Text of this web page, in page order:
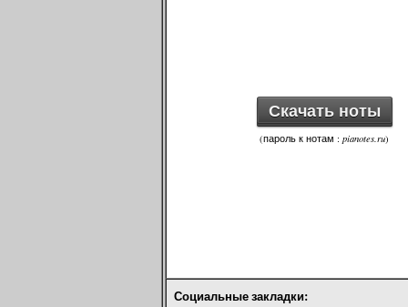
Скачать ноты
(пароль к нотам : pianotes.ru)
Социальные закладки: